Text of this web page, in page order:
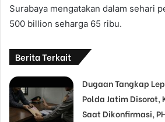
Surabaya mengatakan dalam sehari
500 billion seharga 65 ribu.
Berita Terkait
Dugaan Tangkap
Polda Jatim Disorot,
Saat Dikonfirmasi,